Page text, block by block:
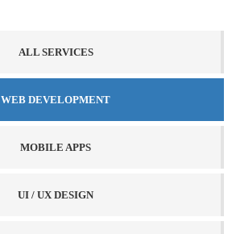
ALL SERVICES
WEB DEVELOPMENT
MOBILE APPS
UI / UX DESIGN